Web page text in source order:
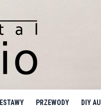
PRZEWODY DIY